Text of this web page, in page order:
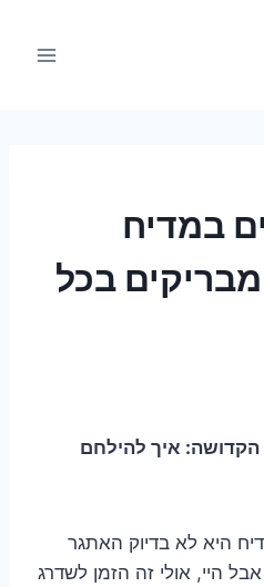
במדיח
בכל
איך להילחם
היא לא בדיוק האתגר
היי, אולי זה הזמן לשדרג